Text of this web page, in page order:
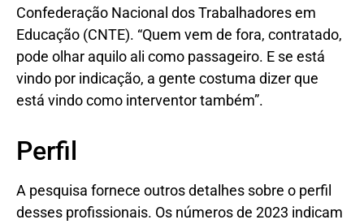
Confederação Nacional dos Trabalhadores em
Educação (CNTE). “Quem vem de fora, contratado,
pode olhar aquilo ali como passageiro. E se está
vindo por indicação, a gente costuma dizer que
está vindo como interventor também”.
Perfil
A pesquisa fornece outros detalhes sobre o perfil
desses profissionais. Os números de 2023 indicam